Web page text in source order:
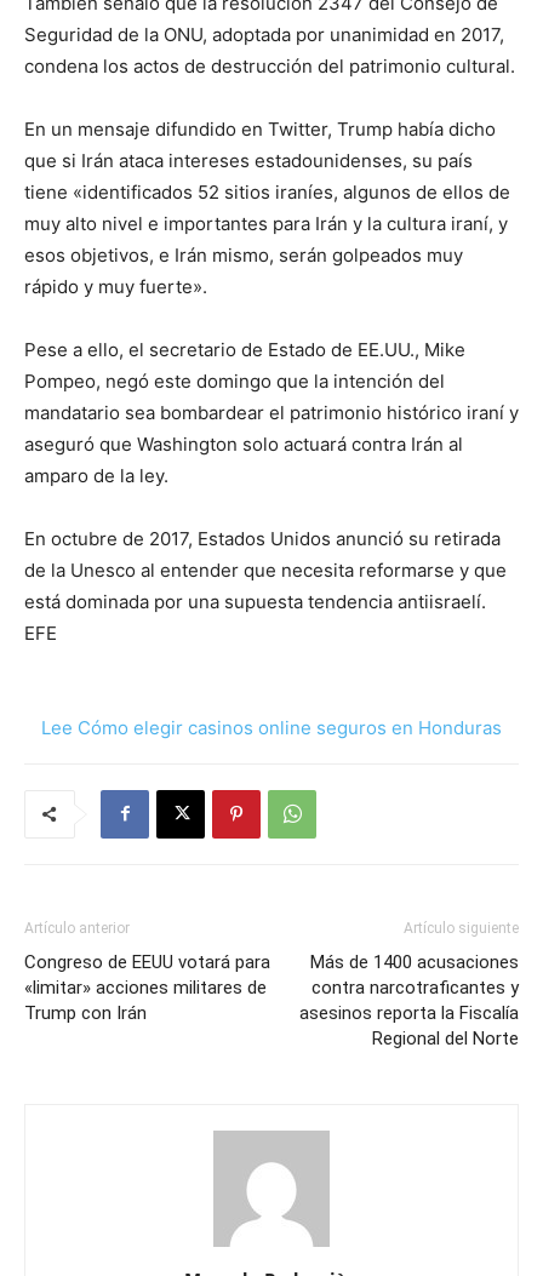
Seguridad de la ONU, adoptada por unanimidad en 2017,
condena los actos de destrucción del patrimonio cultural.
En un mensaje difundido en Twitter, Trump había dicho
que si Irán ataca intereses estadounidenses, su país
tiene «identificados 52 sitios iraníes, algunos de ellos de
muy alto nivel e importantes para Irán y la cultura iraní, y
esos objetivos, e Irán mismo, serán golpeados muy
rápido y muy fuerte».
Pese a ello, el secretario de Estado de EE.UU., Mike
Pompeo, negó este domingo que la intención del
mandatario sea bombardear el patrimonio histórico iraní y
aseguró que Washington solo actuará contra Irán al
amparo de la ley.
En octubre de 2017, Estados Unidos anunció su retirada
de la Unesco al entender que necesita reformarse y que
está dominada por una supuesta tendencia antiisraelí.
EFE
Lee Cómo elegir casinos online seguros en Honduras
Artículo anterior
Congreso de EEUU votará para
«limitar» acciones militares de
Trump con Irán
Artículo siguiente
Más de 1400 acusaciones
contra narcotraficantes y
asesinos reporta la Fiscalía
Regional del Norte